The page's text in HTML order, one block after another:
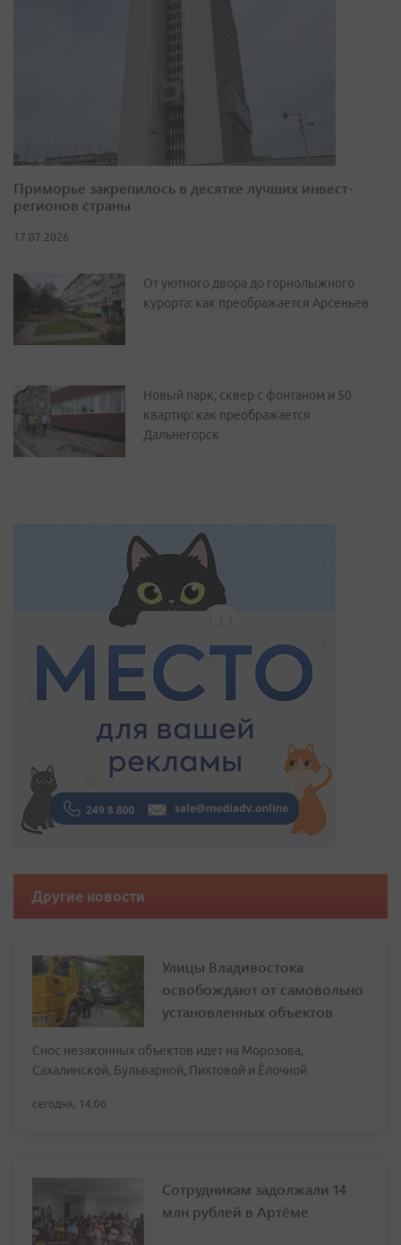
Приморье закрепилось в десятке лучших инвест-
регионов страны
17.07.2026
От уютного двора до горнолыжного
курорта: как преображается Арсеньев
Новый парк, сквер с фонтаном и 50
квартир: как преображается
Дальнегорск
Другие новости
Улицы Владивостока
освобождают от самовольно
установленных объектов
Снос незаконных объектов идет на Морозова,
Сахалинской, Бульварной, Пихтовой и Ёлочной
сегодня, 14:06
Сотрудникам задолжали 14
млн рублей в Артёме